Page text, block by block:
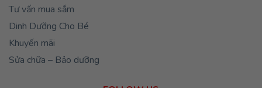
Tư vấn mua sắm
Dinh Dưỡng Cho Bé
Khuyến mãi
Sửa chữa – Bảo dưỡng